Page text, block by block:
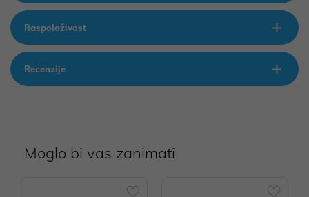
Raspoloživost
Recenzije
Moglo bi vas zanimati